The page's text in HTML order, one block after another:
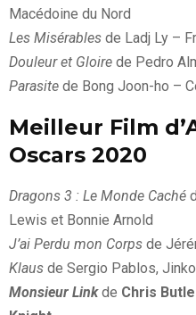
Macédoine du Nord
Les Misérables de Ladj Ly –
Douleur et Gloire de Pedro
Parasite de Bong Joon-ho –
Meilleur Film
Oscars 2020
Dragons 3 : Le Monde Caché
Lewis et Bonnie Arnold
J’ai Perdu mon Corps de
Klaus de Sergio Pablos,
Monsieur Linkde Chris